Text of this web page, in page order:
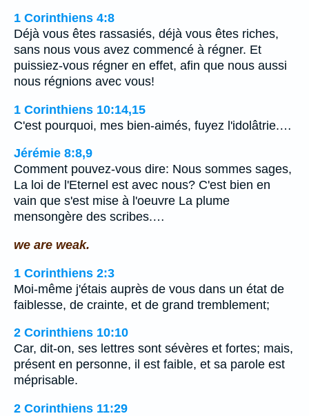
1 Corinthiens 4:8
Déjà vous êtes rassasiés, déjà vous êtes riches,
sans nous vous avez commencé à régner. Et
puissiez-vous régner en effet, afin que nous aussi
nous régnions avec vous!
1 Corinthiens 10:14,15
C'est pourquoi, mes bien-aimés, fuyez l'idolâtrie.…
Jérémie 8:8,9
Comment pouvez-vous dire: Nous sommes sages,
La loi de l'Eternel est avec nous? C'est bien en
vain que s'est mise à l'oeuvre La plume
mensongère des scribes.…
we are weak.
1 Corinthiens 2:3
Moi-même j'étais auprès de vous dans un état de
faiblesse, de crainte, et de grand tremblement;
2 Corinthiens 10:10
Car, dit-on, ses lettres sont sévères et fortes; mais,
présent en personne, il est faible, et sa parole est
méprisable.
2 Corinthiens 11:29